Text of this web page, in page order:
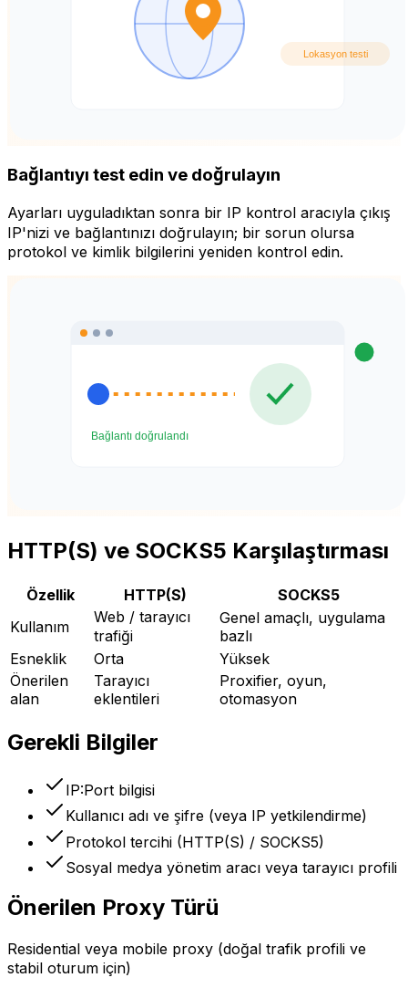
Bağlantıyı test edin ve doğrulayın
Ayarları uyguladıktan sonra bir IP kontrol aracıyla çıkış
IP'nizi ve bağlantınızı doğrulayın; bir sorun olursa
protokol ve kimlik bilgilerini yeniden kontrol edin.
HTTP(S) ve SOCKS5 Karşılaştırması
Özellik HTTP(S)
SOCKS5
Kullanım
Web / tarayıcı
trafiği
Genel amaçlı, uygulama
bazlı
Esneklik
Orta
Yüksek
Önerilen
alan
Tarayıcı
eklentileri
Proxifier, oyun,
otomasyon
Gerekli Bilgiler
IP:Port bilgisi
Kullanıcı adı ve şifre (veya IP yetkilendirme)
Protokol tercihi (HTTP(S) / SOCKS5)
Sosyal medya yönetim aracı veya tarayıcı profili
Önerilen Proxy Türü
Residential veya mobile proxy (doğal trafik profili ve
stabil oturum için)